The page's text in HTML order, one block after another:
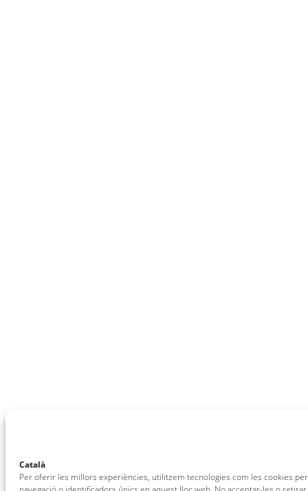
Català
Per oferir les millors experiències, utilitzem tecnologies com les cookies